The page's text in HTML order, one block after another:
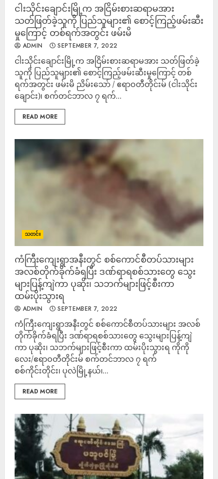
ငါးသိုင်းချောင်းမြို့က အငြိမ်းစားဆရာမအား
သတ်ဖြတ်ခဲ့သူကို ပြည်သူများ၏ စောင့်ကြည့်ဖမ်းဆီး
မှုကြောင့် တစ်ရက်အတွင်း ဖမ်းမိ
ADMIN SEPTEMBER 7, 2022
ငါးသိုင်းချောင်းမြို့က အငြိမ်းစားဆရာမအား သတ်ဖြတ်ခဲ့
သူကို ပြည်သူများ၏ စောင့်ကြည့်ဖမ်းဆီးမှုကြောင့် တစ်
ရက်အတွင်း ဖမ်းမိ ညိမ်းသော် / ဧရာဝတီတိုင်းမ် (ငါးသိုင်း
ချောင်း)၊ စက်တင်ဘာလ ၇ ရက်...
READ MORE
သတင်း
ကံကြီးကျေးရွာအနီးတွင် စစ်ကောင်စီတပ်သားများ
အလစ်တိုက်ခိုက်ခံရပြီး ဒဏ်ရာရစစ်သားတွေ သွေး
များပြန့်ကျဲကာ ပုဆိုး၊ သဘက်များဖြင့်စီးကာ
ထမ်းပိုးသွားရ
ADMIN SEPTEMBER 7, 2022
ကံကြီးကျေးရွာအနီးတွင် စစ်ကောင်စီတပ်သားများ အလစ်
တိုက်ခိုက်ခံရပြီး ဒဏ်ရာရစစ်သားတွေ သွေးများပြန့်ကျဲ
ကာ ပုဆိုး၊ သဘက်များဖြင့်စီးကာ ထမ်းပိုးသွားရ ကိုကို
လေး/ဧရာဝတီတိုင်းမ် စက်တင်ဘာလ ၇ ရက်
စစ်ကိုင်းတိုင်း၊ ပုလဲမြို့နယ်၊...
READ MORE